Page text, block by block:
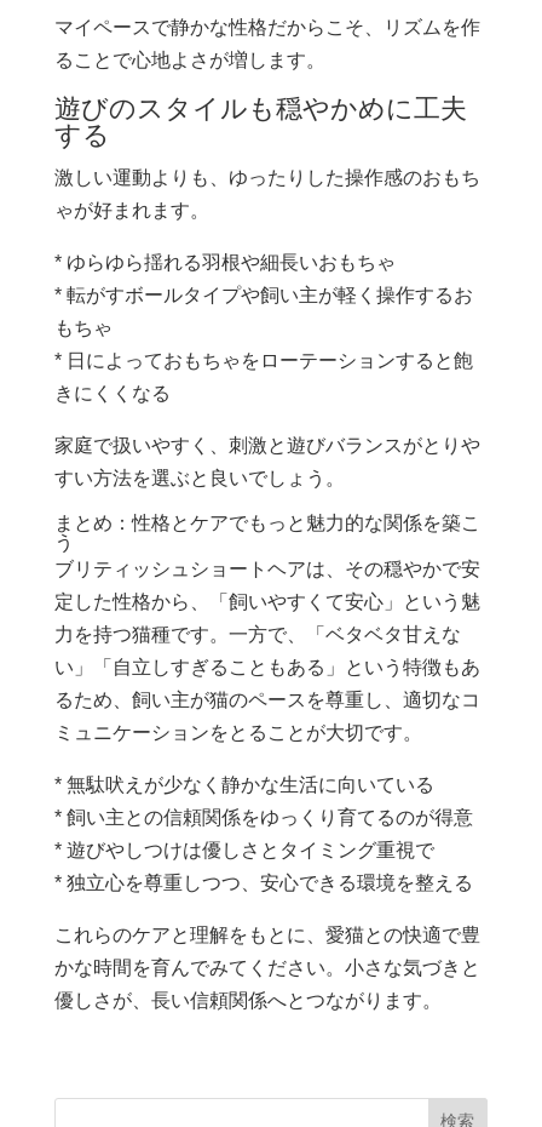
マイペースで静かな性格だからこそ、リズムを作
ることで心地よさが増します。
遊びのスタイルも穏やかめに工夫
する
激しい運動よりも、ゆったりした操作感のおもち
ゃが好まれます。
* ゆらゆら揺れる羽根や細長いおもちゃ
* 転がすボールタイプや飼い主が軽く操作するお
もちゃ
* 日によっておもちゃをローテーションすると飽
きにくくなる
家庭で扱いやすく、刺激と遊びバランスがとりや
すい方法を選ぶと良いでしょう。
まとめ：性格とケアでもっと魅力的な関係を築こ
う
ブリティッシュショートヘアは、その穏やかで安
定した性格から、「飼いやすくて安心」という魅
力を持つ猫種です。一方で、「ベタベタ甘えな
い」「自立しすぎることもある」という特徴もあ
るため、飼い主が猫のペースを尊重し、適切なコ
ミュニケーションをとることが大切です。
* 無駄吠えが少なく静かな生活に向いている
* 飼い主との信頼関係をゆっくり育てるのが得意
* 遊びやしつけは優しさとタイミング重視で
* 独立心を尊重しつつ、安心できる環境を整える
これらのケアと理解をもとに、愛猫との快適で豊
かな時間を育んでみてください。小さな気づきと
優しさが、長い信頼関係へとつながります。
検索